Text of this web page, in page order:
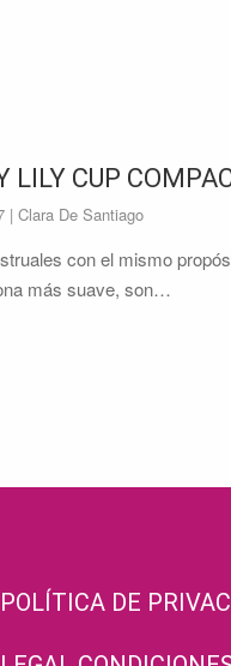
LILY CUP
| Clara De Santiago
con el mismo
más suave, son…
POLÍTICA DE